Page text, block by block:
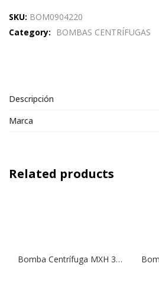
SKU: BOM0904220
Category:
BOMBAS CENTRÍFUGAS
Descripción
Marca
Related products
Bomba Centrífuga MXH 3203 | 7,5 HP | 380 V.